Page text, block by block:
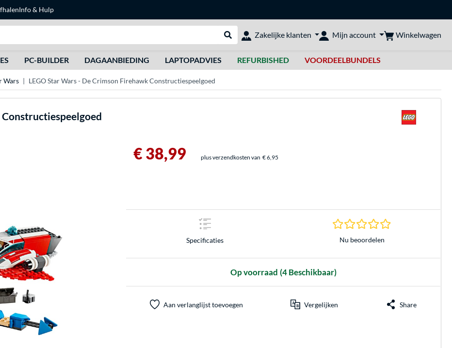
Info & Hulp
Webshop doorzoeken
Zakelijke klanten Mijn account Winkelwagen
PC-BUILDER DAGAANBIEDING LAPTOPADVIES REFURBISHED VOORDEELBUNDELS
Wars LEGO Star Wars - De Crimson Firehawk Constructiespeelgoed
€ 38,99 plus verzendkosten van € 6,95
Specificaties
0.0 sterren
Nu beoordelen
Op voorraad (4 Beschikbaar)
Aan verlanglijst toevoegen Vergelijken Share